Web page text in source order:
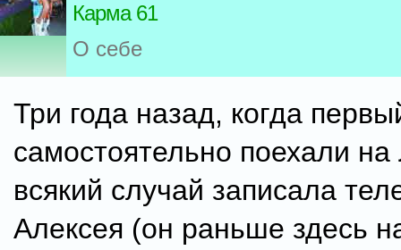
Карма 61
О себе
Три года назад, когда
самостоятельно поехали на
всякий случай записала
Алексея (он раньше здесь